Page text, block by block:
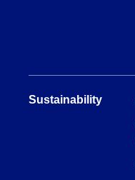
Sustainability